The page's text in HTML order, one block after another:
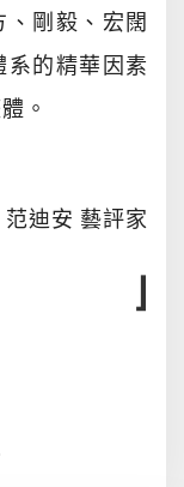
剛毅、宏闊
的精華因素
。
范迪安 藝評家
⌋